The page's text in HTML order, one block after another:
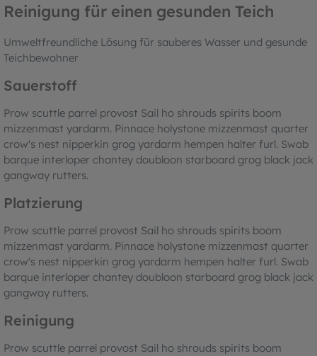
Reinigung für einen gesunden Teich
Umweltfreundliche Lösung für sauberes Wasser und gesunde
Teichbewohner
Sauerstoff
Prow scuttle parrel provost Sail ho shrouds spirits boom
mizzenmast yardarm. Pinnace holystone mizzenmast quarter
crow's nest nipperkin grog yardarm hempen halter furl. Swab
barque interloper chantey doubloon starboard grog black jack
gangway rutters.
Platzierung
Prow scuttle parrel provost Sail ho shrouds spirits boom
mizzenmast yardarm. Pinnace holystone mizzenmast quarter
crow's nest nipperkin grog yardarm hempen halter furl. Swab
barque interloper chantey doubloon starboard grog black jack
gangway rutters.
Reinigung
Prow scuttle parrel provost Sail ho shrouds spirits boom